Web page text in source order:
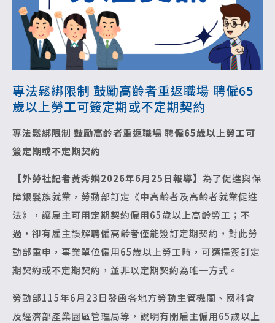
專法鬆綁限制 鼓勵高齡者重返職場 聘僱65
歲以上勞工可簽定期或不定期契約
專法鬆綁限制 鼓勵高齡者重返職場 聘僱65歲以上勞工可
簽定期或不定期契約
【外勞社記者黃秀娟2026年6月25日報導】 為了促進與保
障銀髮族就業，勞動部訂定《中高齡者及高齡者就業促進
法》，讓雇主可用定期契約僱用65歲以上高齡勞工；不
過，卻有雇主誤解聘僱高齡者僅能簽訂定期契約，對此勞
動部重申，事業單位僱用65歲以上勞工時，可選擇簽訂定
期契約或不定期契約，並非以定期契約為唯一方式。
勞動部115年6月23日發函各地方勞動主管機關、國科會
及經濟部產業園區管理局等，說明有關雇主僱用65歲以上